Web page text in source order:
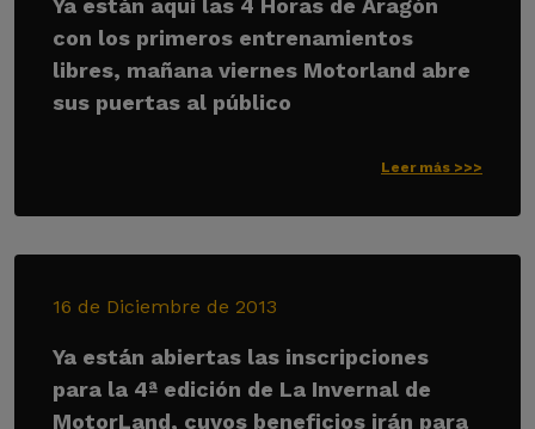
Ya están aquí las 4 Horas de Aragón
con los primeros entrenamientos
libres, mañana viernes Motorland abre
sus puertas al público
Leer más >>>
16 de Diciembre de 2013
Ya están abiertas las inscripciones
para la 4ª edición de La Invernal de
MotorLand, cuyos beneficios irán para